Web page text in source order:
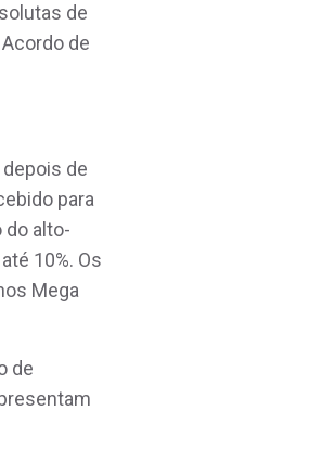
de
de
de
para
do alto-
10%. Os
Mega
de